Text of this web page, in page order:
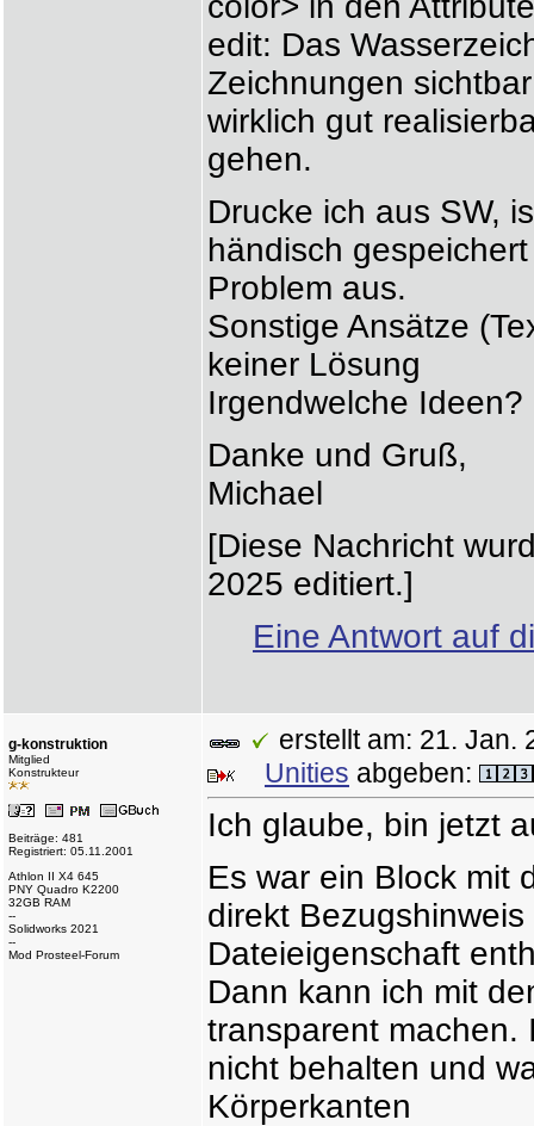
edit: Das
Zeichnungen
wirklich gut
gehen.
Drucke ich aus SW,
händisch
Problem aus.
Sonstige Ansätze
keiner Lösung
Irgendwelche Ideen?
Danke und Gruß,
Michael
[Diese Nachricht
2025 editiert.]
Eine Antwort auf
g-konstruktion
Mitglied
Konstrukteur
Beiträge: 481
Registriert: 05.11.2001
Athlon II X4 645
PNY Quadro K2200
32GB RAM
--
Solidworks 2021
--
Mod Prosteel-Forum
erstellt am: 21.
Unities abgeben:
Ich glaube, bin jetzt
Es war ein Block mit
direkt
Dateieigenschaft
Dann kann ich mit
transparent machen.
nicht behalten und
Körperkanten